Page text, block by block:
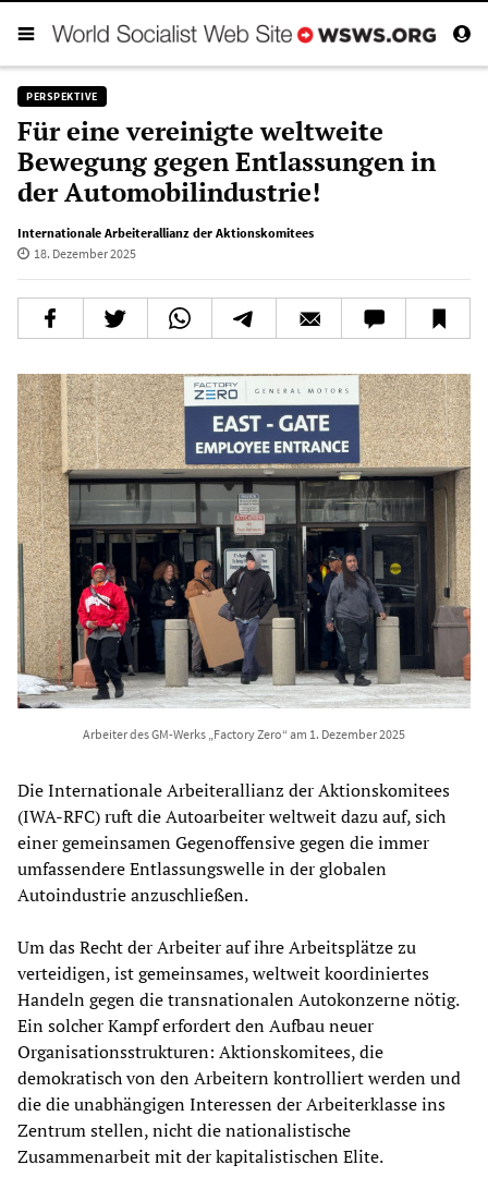
PERSPEKTIVE
Für eine vereinigte weltweite
Bewegung gegen Entlassungen in
der Automobilindustrie!
Internationale Arbeiterallianz der Aktionskomitees
18. Dezember 2025
Arbeiter des GM-Werks „Factory Zero“ am 1. Dezember 2025
Die Internationale Arbeiterallianz der Aktionskomitees
(IWA-RFC) ruft die Autoarbeiter weltweit dazu auf, sich
einer gemeinsamen Gegenoffensive gegen die immer
umfassendere Entlassungswelle in der globalen
Autoindustrie anzuschließen.
Um das Recht der Arbeiter auf ihre Arbeitsplätze zu
verteidigen, ist gemeinsames, weltweit koordiniertes
Handeln gegen die transnationalen Autokonzerne nötig.
Ein solcher Kampf erfordert den Aufbau neuer
Organisationsstrukturen: Aktionskomitees, die
demokratisch von den Arbeitern kontrolliert werden und
die die unabhängigen Interessen der Arbeiterklasse ins
Zentrum stellen, nicht die nationalistische
Zusammenarbeit mit der kapitalistischen Elite.